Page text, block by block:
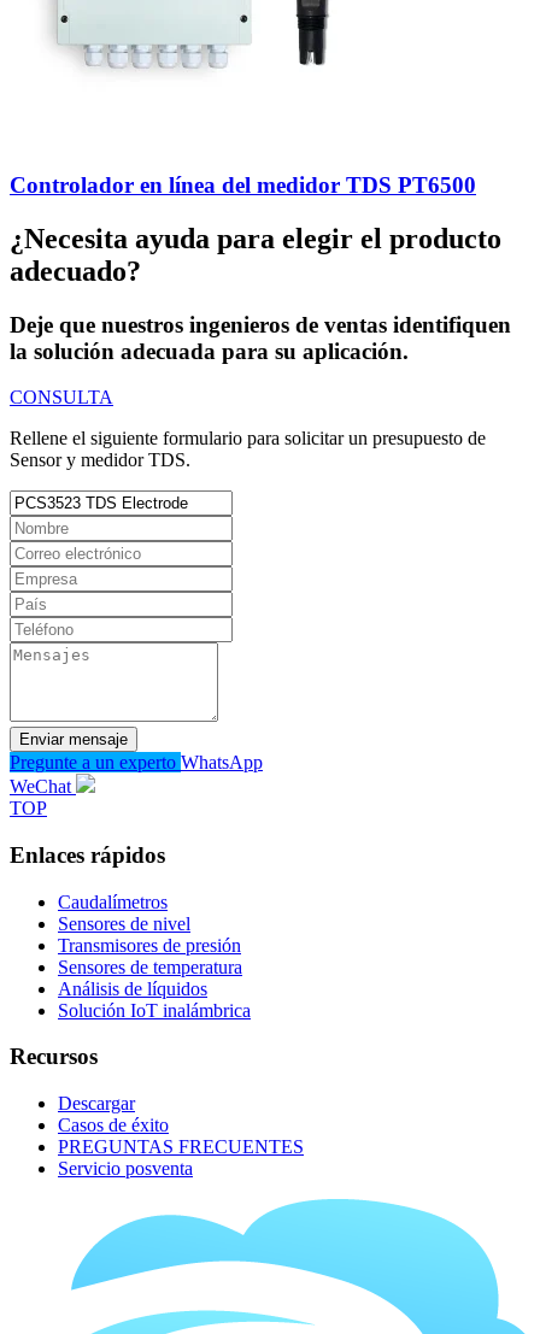
Controlador en línea del medidor TDS PT6500
¿Necesita ayuda para elegir el producto
adecuado?
Deje que nuestros ingenieros de ventas identifiquen
la solución adecuada para su aplicación.
CONSULTA
Rellene el siguiente formulario para solicitar un presupuesto de
Sensor y medidor TDS.
Enviar mensaje
Pregunte a un experto WhatsApp
WeChat
TOP
Enlaces rápidos
Caudalímetros
Sensores de nivel
Transmisores de presión
Sensores de temperatura
Análisis de líquidos
Solución IoT inalámbrica
Recursos
Descargar
Casos de éxito
PREGUNTAS FRECUENTES
Servicio posventa